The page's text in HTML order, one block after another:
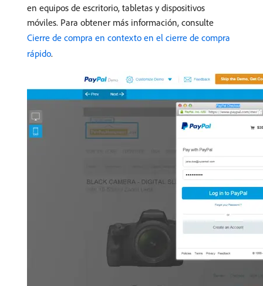
en equipos de escritorio, tabletas y dispositivos
móviles. Para obtener más información, consulte
Cierre de compra en contexto en el cierre de compra
rápido.